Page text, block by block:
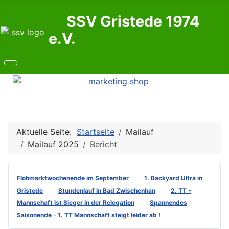
SSV Gristede 1974
e.V.
Aktuelle Seite: Startseite
Mailauf
Mailauf 2025
Bericht
Flohmarktwochenende im September
1. Backyard Ultra in
Gristede
Stundenlauf in Bad Zwischenhan
2. TT -
Mannschaft ist Sieger in der Relegation
Spannendes
Saisonende - 1. TT Mannschaft steigt leider ab !